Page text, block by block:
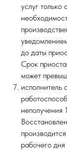
услуг только
до даты
Срок
может
исполнитель
неполучения
рабочего